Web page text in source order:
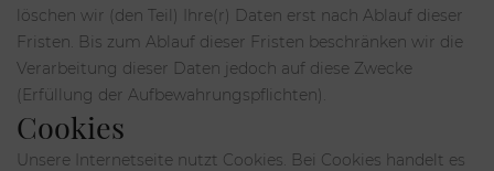
löschen wir (den Teil) Ihre(r) Daten erst nach Ablauf dieser
Fristen. Bis zum Ablauf dieser Fristen beschränken wir die
Verarbeitung dieser Daten jedoch auf diese Zwecke
(Erfüllung der Aufbewahrungspflichten).
Cookies
Unsere Internetseite nutzt Cookies. Bei Cookies handelt es